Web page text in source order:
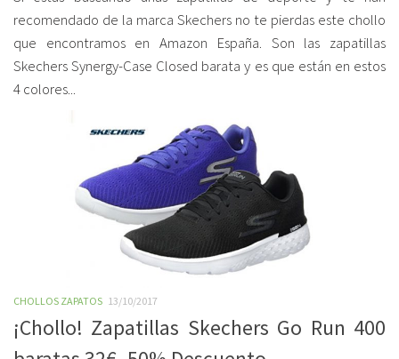
recomendado de la marca Skechers no te pierdas este chollo
que encontramos en Amazon España. Son las zapatillas
Skechers Synergy-Case Closed barata y es que están en estos
4 colores...
CHOLLOS ZAPATOS 13/10/2017
¡Chollo! Zapatillas Skechers Go Run 400